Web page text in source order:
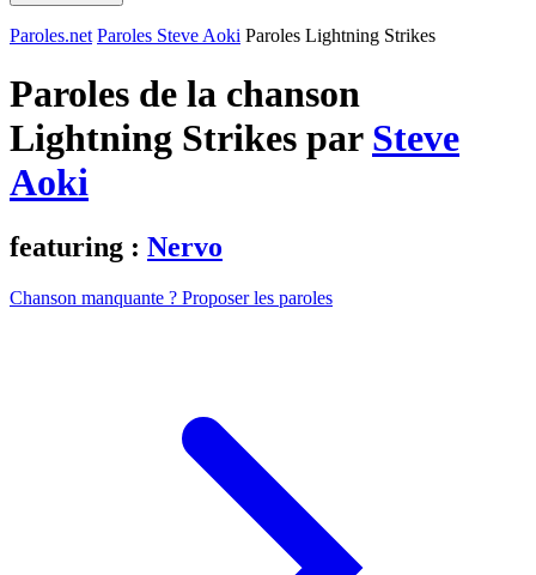
Paroles.net Paroles Steve Aoki Paroles Lightning Strikes
Paroles de la chanson
Lightning Strikes par Steve
Aoki
featuring : Nervo
Chanson manquante ? Proposer les paroles